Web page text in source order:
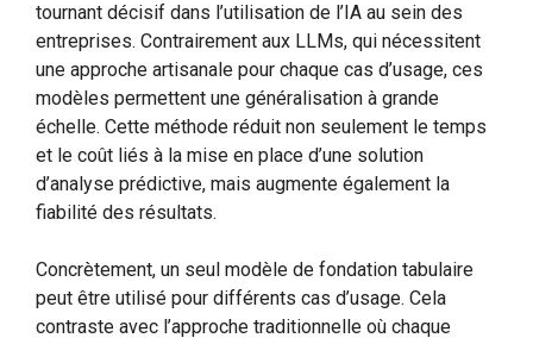
tournant décisif dans l’utilisation de l’IA au sein des
entreprises. Contrairement aux LLMs, qui nécessitent
une approche artisanale pour chaque cas d’usage, ces
modèles permettent une généralisation à grande
échelle. Cette méthode réduit non seulement le temps
et le coût liés à la mise en place d’une solution
d’analyse prédictive, mais augmente également la
fiabilité des résultats.
Concrètement, un seul modèle de fondation tabulaire
peut être utilisé pour différents cas d’usage. Cela
contraste avec l’approche traditionnelle où chaque